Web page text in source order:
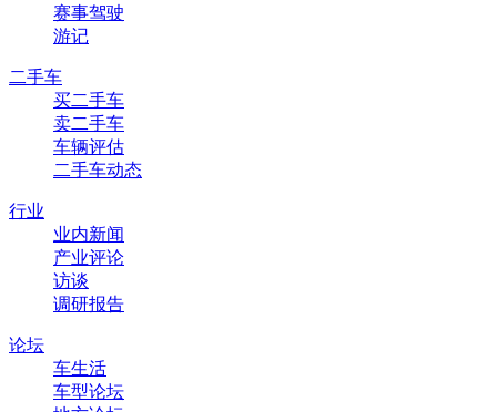
赛事驾驶
游记
二手车
买二手车
卖二手车
车辆评估
二手车动态
行业
业内新闻
产业评论
访谈
调研报告
论坛
车生活
车型论坛